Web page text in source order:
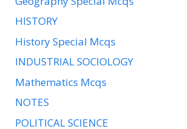
HISTORY
History Special Mcqs
INDUSTRIAL SOCIOLOGY
Mathematics Mcqs
NOTES
POLITICAL SCIENCE